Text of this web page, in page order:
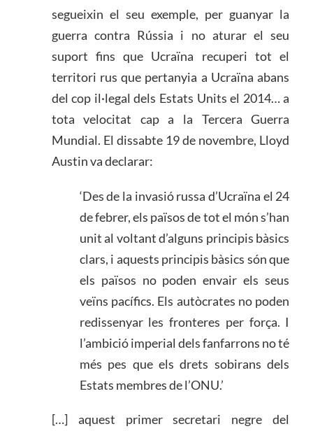
segueixin el seu exemple, per guanyar la
guerra contra Rússia i no aturar el seu
suport fins que Ucraïna recuperi tot el
territori rus que pertanyia a Ucraïna abans
del cop il·legal dels Estats Units el 2014… a
tota velocitat cap a la Tercera Guerra
Mundial. El dissabte 19 de novembre, Lloyd
Austin va declarar:
‘Des de la invasió russa d’Ucraïna el 24
de febrer, els països de tot el món s’han
unit al voltant d’alguns principis bàsics
clars, i aquests principis bàsics són que
els països no poden envair els seus
veïns pacífics. Els autòcrates no poden
redissenyar les fronteres per força. I
l’ambició imperial dels fanfarrons no té
més pes que els drets sobirans dels
Estats membres de l’ONU.’
[…] aquest primer secretari negre del